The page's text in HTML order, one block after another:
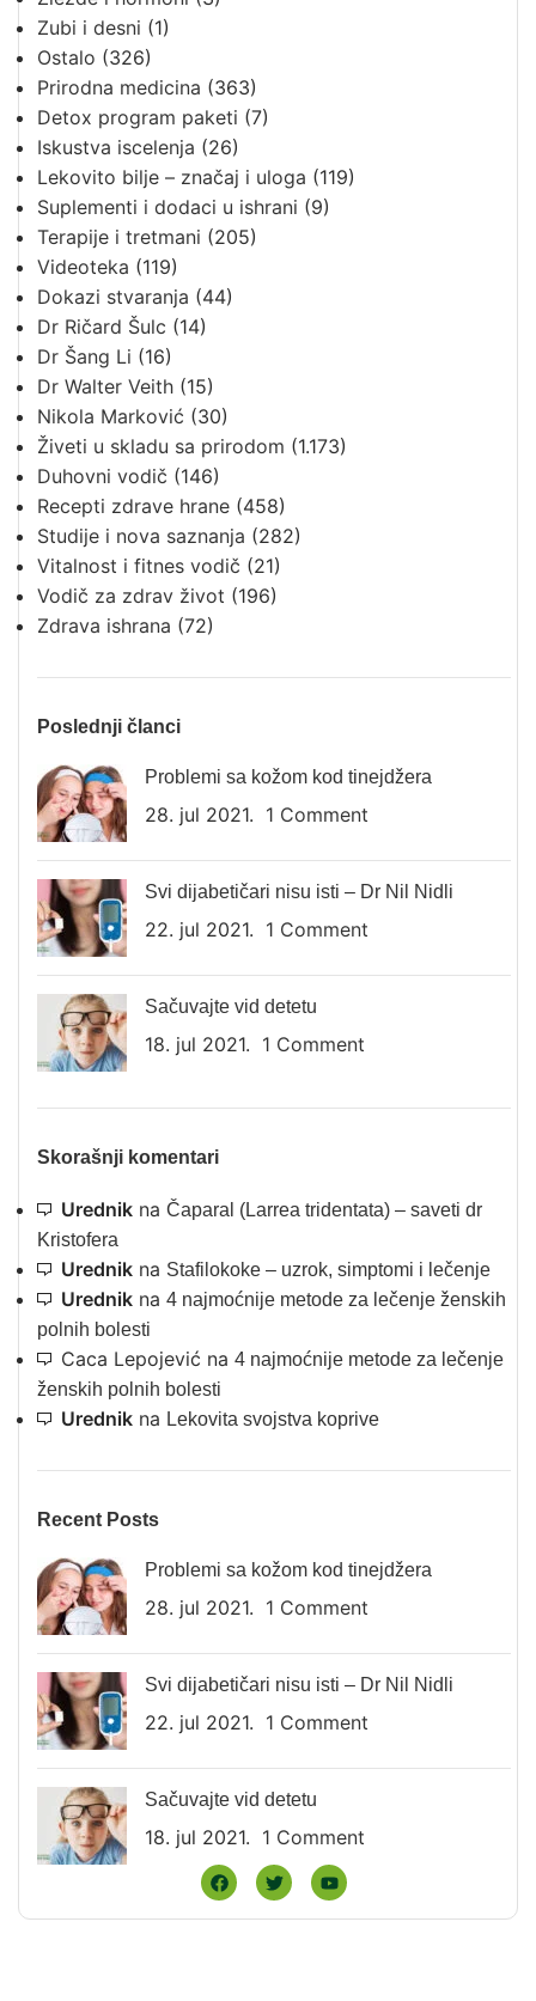
Zubi i desni (1)
Ostalo (326)
Prirodna medicina (363)
Detox program paketi (7)
Iskustva iscelenja (26)
Lekovito bilje – značaj i uloga (119)
Suplementi i dodaci u ishrani (9)
Terapije i tretmani (205)
Videoteka (119)
Dokazi stvaranja (44)
Dr Ričard Šulc (14)
Dr Šang Li (16)
Dr Walter Veith (15)
Nikola Marković (30)
Živeti u skladu sa prirodom (1.173)
Duhovni vodič (146)
Recepti zdrave hrane (458)
Studije i nova saznanja (282)
Vitalnost i fitnes vodič (21)
Vodič za zdrav život (196)
Zdrava ishrana (72)
Poslednji članci
Problemi sa kožom kod tinejdžera
28. jul 2021. 1 Comment
Svi dijabetičari nisu isti – Dr Nil Nidli
22. jul 2021. 1 Comment
Sačuvajte vid detetu
18. jul 2021. 1 Comment
Skorašnji komentari
Urednik na Čaparal (Larrea tridentata) – saveti dr
Kristofera
Urednik na Stafilokoke – uzrok, simptomi i lečenje
Urednik na 4 najmoćnije metode za lečenje ženskih
polnih bolesti
Caca Lepojević na 4 najmoćnije metode za lečenje
ženskih polnih bolesti
Urednik na Lekovita svojstva koprive
Recent Posts
Problemi sa kožom kod tinejdžera
28. jul 2021. 1 Comment
Svi dijabetičari nisu isti – Dr Nil Nidli
22. jul 2021. 1 Comment
Sačuvajte vid detetu
18. jul 2021. 1 Comment